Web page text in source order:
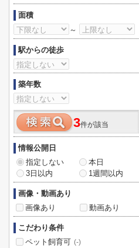
面積
～
駅からの徒歩
築年数
3件が該当
情報公開日
指定しない
本日
3日以内
1週間以内
画像・動画あり
画像あり
動画あり
こだわり条件
ペット飼育可 (-)